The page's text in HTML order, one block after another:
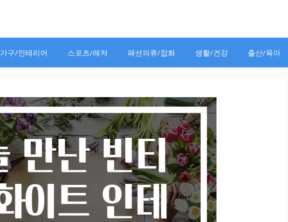
가구/인테리어 스포츠/레저 패션의류/잡화 생활/건강 출산/육아